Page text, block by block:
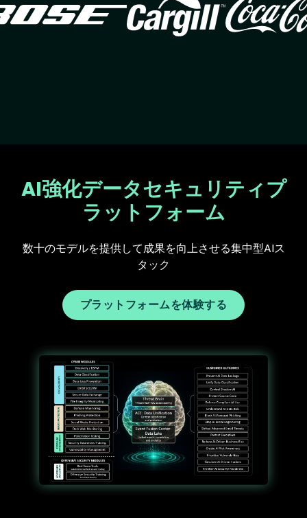
Image
AI強化データセキュリティプ
ラットフォーム
数十のモデルを提供して成果を向上させる集中型AIス
タック
プラットフォームを体験する